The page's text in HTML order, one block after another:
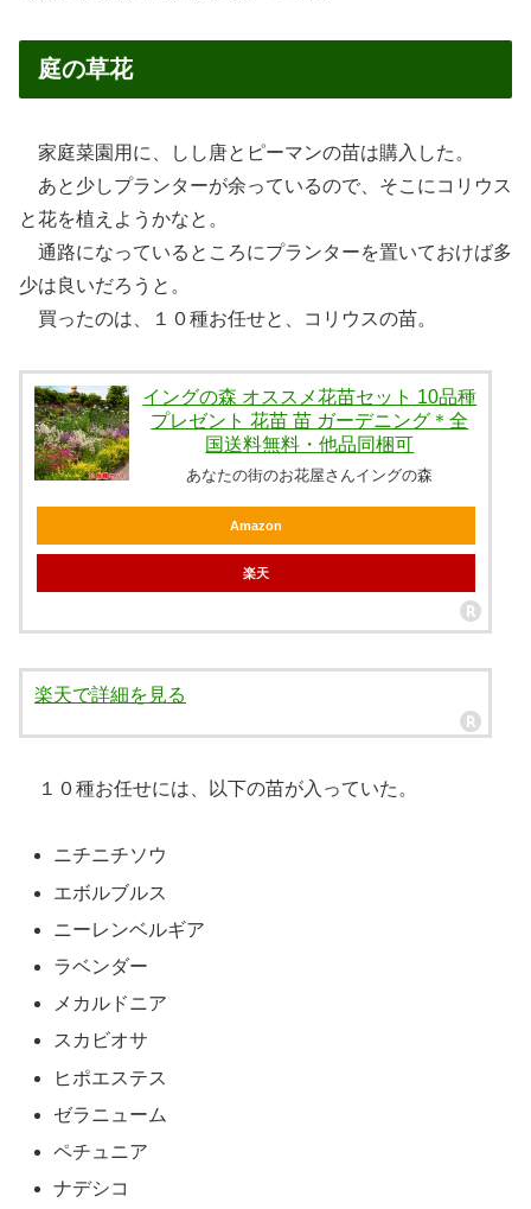
庭の草花
家庭菜園用に、しし唐とピーマンの苗は購入した。
あと少しプランターが余っているので、そこにコリウス
と花を植えようかなと。
通路になっているところにプランターを置いておけば多
少は良いだろうと。
買ったのは、１０種お任せと、コリウスの苗。
イングの森 オススメ花苗セット 10品種
プレゼント 花苗 苗 ガーデニング＊全
国送料無料・他品同梱可
あなたの街のお花屋さんイングの森
Amazon
楽天
楽天で詳細を見る
１０種お任せには、以下の苗が入っていた。
ニチニチソウ
エボルブルス
ニーレンベルギア
ラベンダー
メカルドニア
スカビオサ
ヒポエステス
ゼラニューム
ペチュニア
ナデシコ